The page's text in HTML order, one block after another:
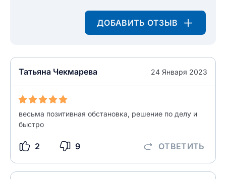
ДОБАВИТЬ ОТЗЫВ
Татьяна Чекмарева 24 Января 2023
весьма позитивная обстановка, решение по делу и
быстро
2 9 ОТВЕТИТЬ
0/500
Как вы оцените судебный участок?
разрешить публикацию отзыва
Ответ на отзыв
разрешить публикацию отзыва
НАЙТИ МЕНЯ